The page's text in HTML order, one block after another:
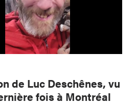
de Luc Deschênes, vu
fois à Montréal